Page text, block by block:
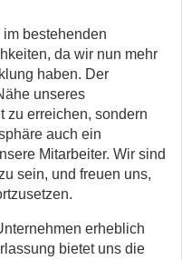
bestehenden
da wir nun mehr
haben. Der
unseres
zu erreichen, sondern
auch ein
Mitarbeiter. Wir sind
sein, und freuen uns,
erheblich
bietet uns die